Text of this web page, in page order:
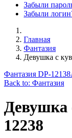
Забыли
Забыли
Главная
Фантазия
Девушка с
Фантазия DP-12138
Back to: Фантазия
Девушка
12238